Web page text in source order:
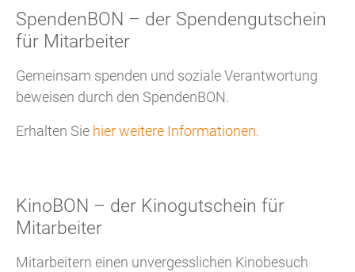
SpendenBON – der Spendengutschein
für Mitarbeiter
Gemeinsam spenden und soziale Verantwortung
beweisen durch den SpendenBON.
Erhalten Sie hier weitere Informationen.
KinoBON – der Kinogutschein für
Mitarbeiter
Mitarbeitern einen unvergesslichen Kinobesuch